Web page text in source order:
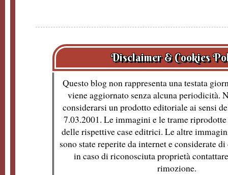
Disclaimer & Cookies
Questo blog non rappresenta una testata
viene aggiornato senza alcuna periodicità.
considerarsi un prodotto editoriale ai sensi
7.03.2001. Le immagini e le trame
delle rispettive case editrici. Le altre
sono state reperite da internet e considerate
in caso di riconosciuta proprietà
rimozione.